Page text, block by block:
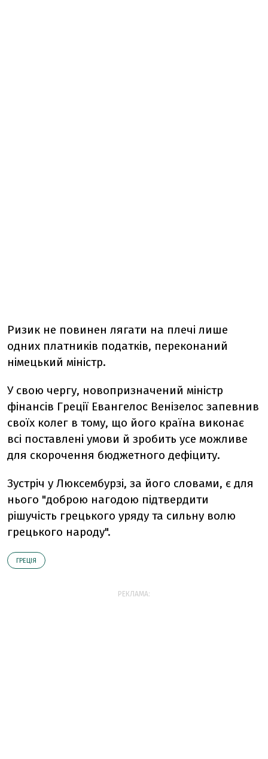
Ризик не повинен лягати на плечі лише
одних платників податків, переконаний
німецький міністр.
У свою чергу, новопризначений міністр
фінансів Греції Евангелос Венізелос запевнив
своїх колег в тому, що його країна виконає
всі поставлені умови й зробить усе можливе
для скорочення бюджетного дефіциту.
Зустріч у Люксембурзі, за його словами, є для
нього "доброю нагодою підтвердити
рішучість грецького уряду та сильну волю
грецького народу".
ГРЕЦІЯ
РЕКЛАМА: